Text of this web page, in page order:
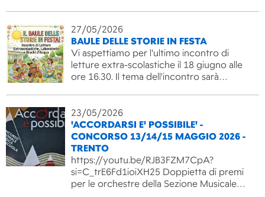
27/05/2026
BAULE DELLE STORIE IN FESTA
Vi aspettiamo per l'ultimo incontro di
letture extra-scolastiche il 18 giugno alle
ore 16.30. Il tema dell'incontro sarà…
23/05/2026
'ACCORDARSI E' POSSIBILE' -
CONCORSO 13/14/15 MAGGIO 2026 -
TRENTO
https://youtu.be/RJB3FZM7CpA?
si=C_trE6Fd1ioiXH25 Doppietta di premi
per le orchestre della Sezione Musicale…